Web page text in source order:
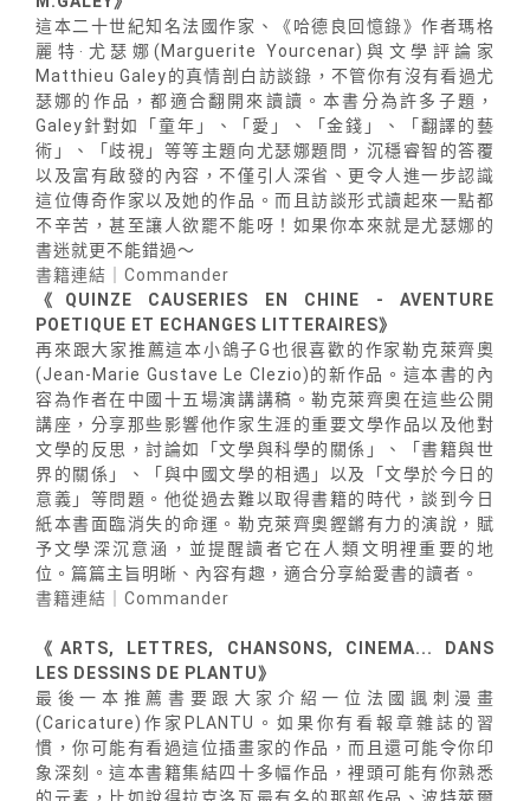
這本二十世紀知名法國作家、《哈德良回憶錄》作者瑪格
麗特‧尤瑟娜(Marguerite Yourcenar)與文學評論家
Matthieu Galey的真情剖白訪談錄，不管你有沒有看過尤
瑟娜的作品，都適合翻開來讀讀。本書分為許多子題，
Galey針對如「童年」、「愛」、「金錢」、「翻譯的藝
術」、「歧視」等等主題向尤瑟娜題問，沉穩睿智的答覆
以及富有啟發的內容，不僅引人深省、更令人進一步認識
這位傳奇作家以及她的作品。而且訪談形式讀起來一點都
不辛苦，甚至讓人欲罷不能呀！如果你本來就是尤瑟娜的
書迷就更不能錯過～
書籍連結｜Commander
《QUINZE CAUSERIES EN CHINE - AVENTURE
POETIQUE ET ECHANGES LITTERAIRES》
再來跟大家推薦這本小鴿子G也很喜歡的作家勒克萊齊奧
(Jean-Marie Gustave Le Clezio)的新作品。這本書的內
容為作者在中國十五場演講講稿。勒克萊齊奧在這些公開
講座，分享那些影響他作家生涯的重要文學作品以及他對
文學的反思，討論如「文學與科學的關係」、「書籍與世
界的關係」、「與中國文學的相遇」以及「文學於今日的
意義」等問題。他從過去難以取得書籍的時代，談到今日
紙本書面臨消失的命運。勒克萊齊奧鏗鏘有力的演說，賦
予文學深沉意涵，並提醒讀者它在人類文明裡重要的地
位。篇篇主旨明晰、內容有趣，適合分享給愛書的讀者。
書籍連結｜Commander
《ARTS, LETTRES, CHANSONS, CINEMA... DANS
LES DESSINS DE PLANTU》
最後一本推薦書要跟大家介紹一位法國諷刺漫畫
(Caricature)作家PLANTU。如果你有看報章雜誌的習
慣，你可能有看過這位插畫家的作品，而且還可能令你印
象深刻。這本書籍集結四十多幅作品，裡頭可能有你熟悉